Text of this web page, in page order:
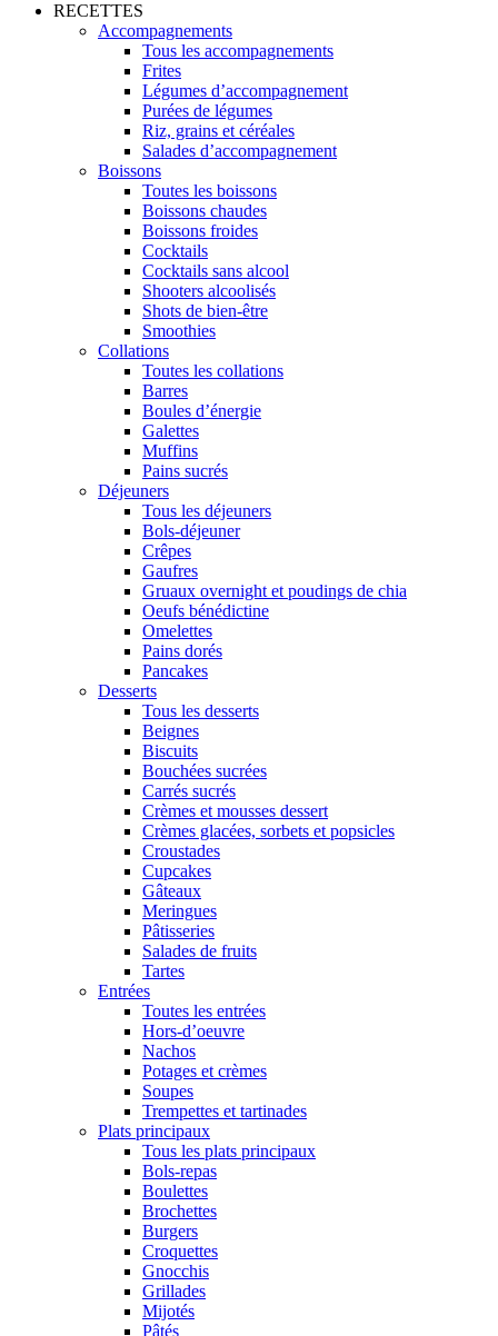
RECETTES
Accompagnements
Tous les accompagnements
Frites
Légumes d’accompagnement
Purées de légumes
Riz, grains et céréales
Salades d’accompagnement
Boissons
Toutes les boissons
Boissons chaudes
Boissons froides
Cocktails
Cocktails sans alcool
Shooters alcoolisés
Shots de bien-être
Smoothies
Collations
Toutes les collations
Barres
Boules d’énergie
Galettes
Muffins
Pains sucrés
Déjeuners
Tous les déjeuners
Bols-déjeuner
Crêpes
Gaufres
Gruaux overnight et poudings de chia
Oeufs bénédictine
Omelettes
Pains dorés
Pancakes
Desserts
Tous les desserts
Beignes
Biscuits
Bouchées sucrées
Carrés sucrés
Crèmes et mousses dessert
Crèmes glacées, sorbets et popsicles
Croustades
Cupcakes
Gâteaux
Meringues
Pâtisseries
Salades de fruits
Tartes
Entrées
Toutes les entrées
Hors-d’oeuvre
Nachos
Potages et crèmes
Soupes
Trempettes et tartinades
Plats principaux
Tous les plats principaux
Bols-repas
Boulettes
Brochettes
Burgers
Croquettes
Gnocchis
Grillades
Mijotés
Pâtés